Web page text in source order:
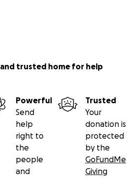
trusted home for help
Powerful
Send
help
right to
the
people
and
Trusted
Your
donation is
protected
by the
GoFundMe
Giving